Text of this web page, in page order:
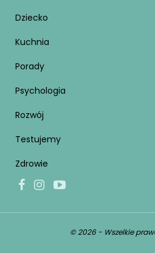
Dziecko
Kuchnia
Porady
Psychologia
Rozwój
Testujemy
Zdrowie
© 2026 - Wszelkie